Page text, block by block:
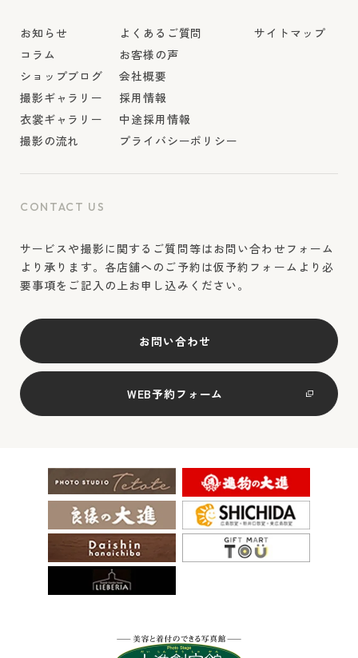
お知らせ
コラム
ショップブログ
撮影ギャラリー
衣裳ギャラリー
撮影の流れ
よくあるご質問
お客様の声
会社概要
採用情報
中途採用情報
プライバシーポリシー
サイトマップ
CONTACT US
サービスや撮影に関するご質問等はお問い合わせフォーム
より承ります。各店舗へのご予約は仮予約フォームより必
要事項をご記入の上お申し込みください。
お問い合わせ
WEB予約フォーム